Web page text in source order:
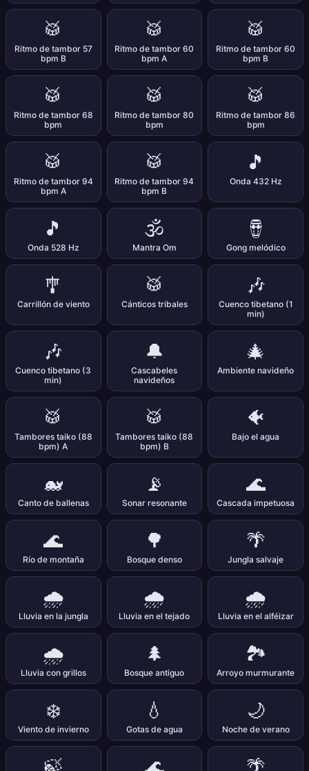
🥁
Ritmo de tambor 57
bpm B
🥁
Ritmo de tambor 60
bpm A
🥁
Ritmo de tambor 60
bpm B
🥁
Ritmo de tambor 68
bpm
🥁
Ritmo de tambor 80
bpm
🥁
Ritmo de tambor 86
bpm
🥁
Ritmo de tambor 94
bpm A
🥁
Ritmo de tambor 94
bpm B
🎵
Onda 432 Hz
🎵
Onda 528 Hz
🕉️
Mantra Om
🪘
Gong melódico
🎐
Carrillón de viento
🥁
Cánticos tribales
🎶
Cuenco tibetano (1
min)
🎶
Cuenco tibetano (3
min)
🔔
Cascabeles
navideños
🎄
Ambiente navideño
🥁
Tambores taiko (88
bpm) A
🥁
Tambores taiko (88
bpm) B
🐠
Bajo el agua
🐋
Canto de ballenas
📡
Sonar resonante
🌊
Cascada impetuosa
🌊
Río de montaña
🌳
Bosque denso
🌴
Jungla salvaje
🌧️
Lluvia en la jungla
🌧️
Lluvia en el tejado
🌧️
Lluvia en el alféizar
🌧️
Lluvia con grillos
🌲
Bosque antiguo
🏞️
Arroyo murmurante
❄️
Viento de invierno
💧
Gotas de agua
🌙
Noche de verano